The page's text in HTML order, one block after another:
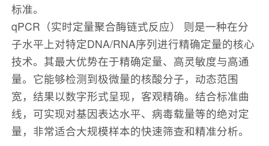
标准。
qPCR（实时定量聚合酶链式反应） 则是一种在分
子水平上对特定DNA/RNA序列进行精确定量的核心
技术。其最大优势在于精确定量、高灵敏度与高通
量。它能够检测到极微量的核酸分子，动态范围
宽，结果以数字形式呈现，客观精确。结合标准曲
线，可实现对基因表达水平、病毒载量等的绝对定
量，非常适合大规模样本的快速筛查和精准分析。